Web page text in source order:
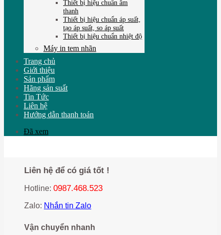
Thiết bị hiệu chuẩn âm
thanh
Thiết bị hiệu chuẩn áp suất,
tạo áp suất, so áp suất
Thiết bị hiệu chuẩn nhiệt độ
Máy in tem nhãn
Trang chủ
Giới thiệu
Sản phẩm
Hãng sản suất
Tin Tức
Liên hệ
Hướng dẫn thanh toán
Đã xem
Liên hệ để có giá tốt !
Hotline: 0987.468.523
Zalo: Nhắn tin Zalo
Vận chuyển nhanh